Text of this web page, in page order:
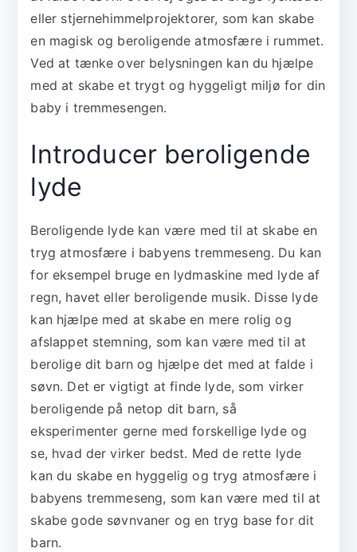
eller stjernehimmelprojektorer, som kan skabe
en magisk og beroligende atmosfære i rummet.
Ved at tænke over belysningen kan du hjælpe
med at skabe et trygt og hyggeligt miljø for din
baby i tremmesengen.
Introducer beroligende
lyde
Beroligende lyde kan være med til at skabe en
tryg atmosfære i babyens tremmeseng. Du kan
for eksempel bruge en lydmaskine med lyde af
regn, havet eller beroligende musik. Disse lyde
kan hjælpe med at skabe en mere rolig og
afslappet stemning, som kan være med til at
berolige dit barn og hjælpe det med at falde i
søvn. Det er vigtigt at finde lyde, som virker
beroligende på netop dit barn, så
eksperimenter gerne med forskellige lyde og
se, hvad der virker bedst. Med de rette lyde
kan du skabe en hyggelig og tryg atmosfære i
babyens tremmeseng, som kan være med til at
skabe gode søvnvaner og en tryg base for dit
barn.